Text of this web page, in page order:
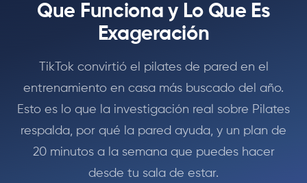
90 DíasQue Funciona y Lo Que Es
Exageración
TikTok convirtió el pilates de pared en el
entrenamiento en casa más buscado del año.
Esto es lo que la investigación real sobre Pilates
respalda, por qué la pared ayuda, y un plan de
20 minutos a la semana que puedes hacer
desde tu sala de estar.